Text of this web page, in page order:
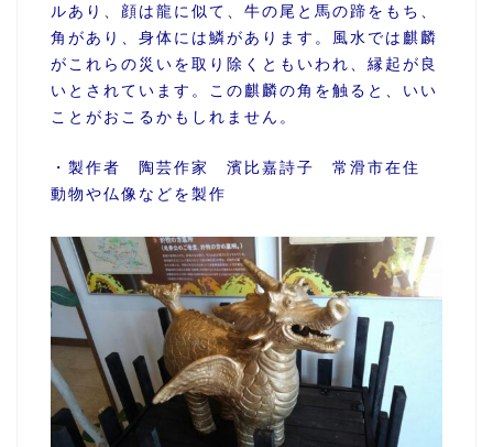
ルあり、顔は龍に似て、牛の尾と馬の蹄をもち、
角があり、身体には鱗があります。風水では麒麟
がこれらの災いを取り除くともいわれ、縁起が良
いとされています。この麒麟の角を触ると、いい
ことがおこるかもしれません。
・製作者 陶芸作家 濱比嘉詩子 常滑市在住
動物や仏像などを製作